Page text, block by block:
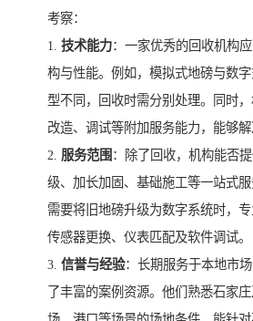
考察：
1. 技术能力：一家优秀的回收机构
构与性能。例如，模拟式地磅与数
型不同，回收时需分别处理。同时，
改造、调试等附加服务能力，能够解
2. 服务范围 ：除了回收，机构能否
级、加长加固、基础施工等一站式
需要将旧地磅升级为数字系统时，
传感器更换、仪表匹配及软件调试。
3. 信誉与经验：长期服务于本地市
了丰富的案例资源。他们熟悉石家